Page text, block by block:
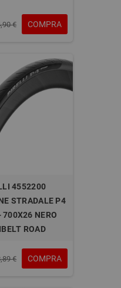
€ COMPRA
4552200
STRADALE P4
700X26 NERO
ROAD
€ COMPRA